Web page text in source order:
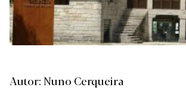
Autor: Nuno Cerqueira